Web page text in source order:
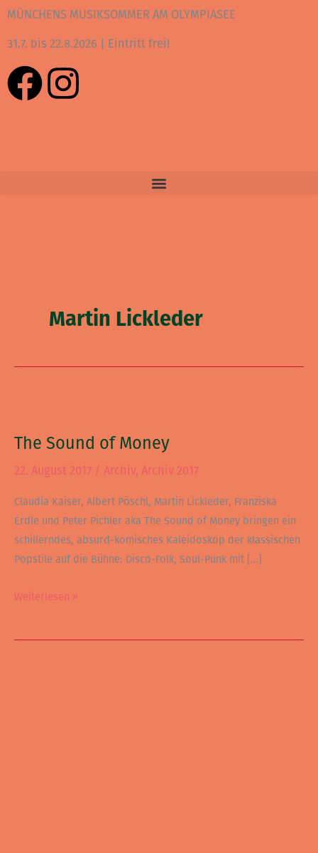
Zum
springen
MÜNCHENS MUSIKSOMMER AM OLYMPIASEE
31.7. bis 22.8.2026 | Eintritt frei!
F I
a
m
Martin Lickleder
The Sound of Money
22. August 2017 / Archiv, Archiv 2017
Claudia Kaiser, Albert Pöschl, Martin Lickleder, Franziska
Erdle und Peter Pichler aka The Sound of Money bringen ein
schillerndes, absurd-komisches Kaleidoskop der klassischen
Popstile auf die Bühne: Disco-Folk, Soul-Punk mit […]
Weiterlesen »